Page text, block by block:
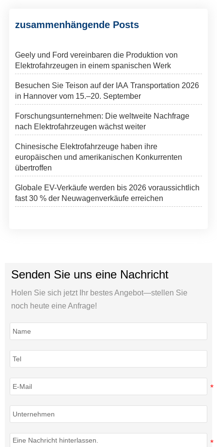
zusammenhängende Posts
Geely und Ford vereinbaren die Produktion von
Elektrofahrzeugen in einem spanischen Werk
Besuchen Sie Teison auf der IAA Transportation 2026
in Hannover vom 15.–20. September
Forschungsunternehmen: Die weltweite Nachfrage
nach Elektrofahrzeugen wächst weiter
Chinesische Elektrofahrzeuge haben ihre
europäischen und amerikanischen Konkurrenten
übertroffen
Globale EV-Verkäufe werden bis 2026 voraussichtlich
fast 30 % der Neuwagenverkäufe erreichen
Senden Sie uns eine Nachricht
Holen Sie sich jetzt Ihr bestes Angebot—stellen Sie
noch heute eine Anfrage!